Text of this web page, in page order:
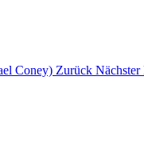
Coney) Zurück Nächster